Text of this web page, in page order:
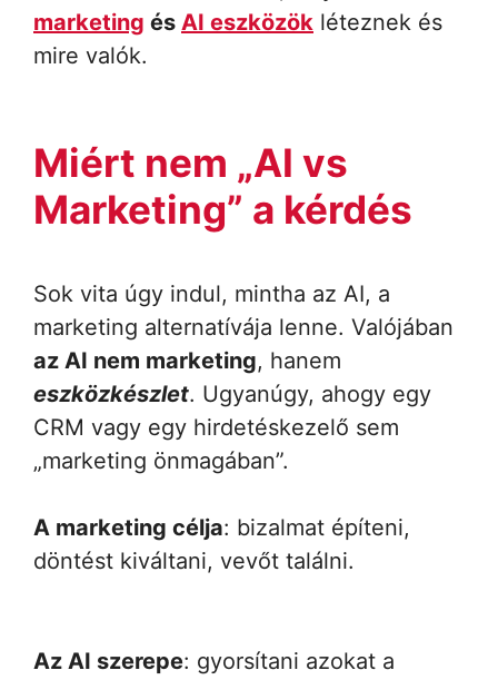
marketing és AI eszközök léteznek és
mire valók.
Miért nem „AI vs
Marketing” a kérdés
Sok vita úgy indul, mintha az AI, a
marketing alternatívája lenne. Valójában
az AI nem marketing, hanem
eszközkészlet. Ugyanúgy, ahogy egy
CRM vagy egy hirdetéskezelő sem
„marketing önmagában”.
A marketing célja: bizalmat építeni,
döntést kiváltani, vevőt találni.
Az AI szerepe: gyorsítani azokat a